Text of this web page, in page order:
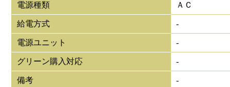
電源種類 ＡＣ
給電方式 -
電源ユニット -
グリーン購入対応 -
備考 -